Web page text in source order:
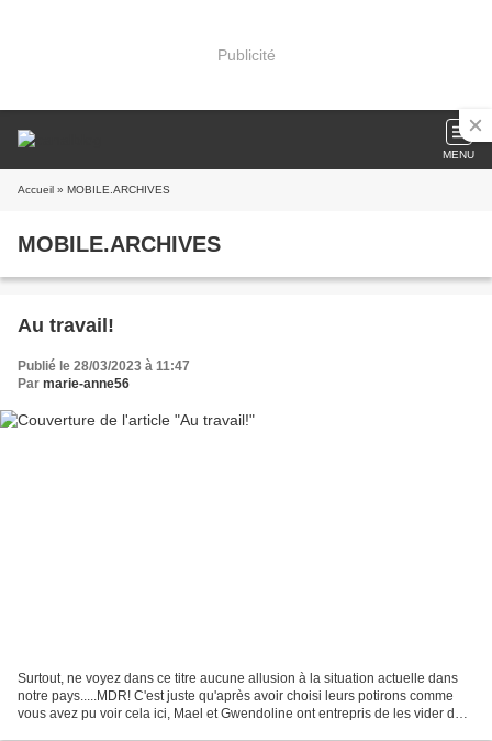
Publicité
MENU
Accueil » MOBILE.ARCHIVES
MOBILE.ARCHIVES
Au travail!
Publié le 28/03/2023 à 11:47
Par marie-anne56
Surtout, ne voyez dans ce titre aucune allusion à la situation actuelle dans
notre pays.....MDR! C'est juste qu'après avoir choisi leurs potirons comme
vous avez pu voir cela ici, Mael et Gwendoline ont entrepris de les vider de